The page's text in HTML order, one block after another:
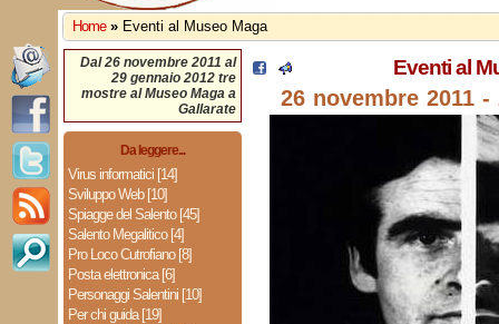
Home » Eventi al Museo Maga
Dal 26 novembre 2011 al
29 gennaio 2012 tre
mostre al Museo Maga a
Gallarate
Da leggere...
Virus informatici [14]
Sviluppo Web [10]
Spiagge del Salento [45]
Salento Megalitico [4]
Pro Loco Cutrofiano [8]
Posta elettronica [6]
Personaggi Salentini [10]
Per chi guida [19]
Eventi al
26 novembre 2011 -